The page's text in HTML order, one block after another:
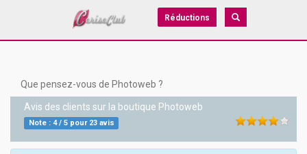
Réductions
Que pensez-vous de Photoweb ?
Avis des clients sur la boutique Photoweb
Note : 4/ 5pour 23avis